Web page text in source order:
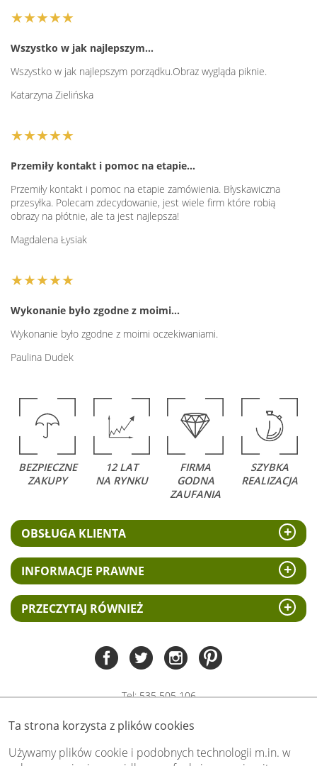
Ta strona korzysta z plików cookies
Używamy plików cookie i podobnych technologii m.in. w
★★★★★
Wszystko w jak najlepszym…
Wszystko w jak najlepszym porządku.Obraz wygląda piknie.
Katarzyna Zielińska
★★★★★
Przemiły kontakt i pomoc na etapie…
Przemiły kontakt i pomoc na etapie zamówienia. Błyskawiczna
przesyłka. Polecam zdecydowanie, jest wiele firm które robią
obrazy na płótnie, ale ta jest najlepsza!
Magdalena Łysiak
★★★★★
Wykonanie było zgodne z moimi…
Wykonanie było zgodne z moimi oczekiwaniami.
Paulina Dudek
BEZPIECZNE
ZAKUPY
12 LAT
NA RYNKU
FIRMA
GODNA
ZAUFANIA
SZYBKA
REALIZACJA
OBSŁUGA KLIENTA
INFORMACJE PRAWNE
PRZECZYTAJ RÓWNIEŻ
Tel:535 505 106
biuro@swiat-obrazow.pl
Copyright by swiat-obrazow.pl 2026,
Wszelkie prawa zastrzeżone